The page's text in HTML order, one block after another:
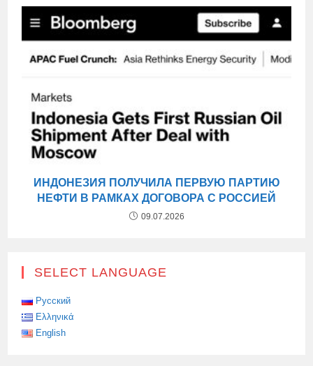
ИНДОНЕЗИЯ ПОЛУЧИЛА ПЕРВУЮ ПАРТИЮ
НЕФТИ В РАМКАХ ДОГОВОРА С РОССИЕЙ
09.07.2026
SELECT LANGUAGE
Русский
Ελληνικά
English